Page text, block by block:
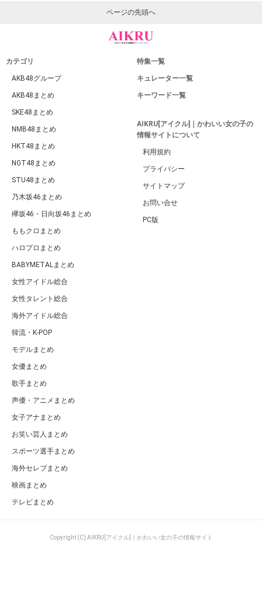
ページの先頭へ
カテゴリ
AKB48グループ
AKB48まとめ
SKE48まとめ
NMB48まとめ
HKT48まとめ
NGT48まとめ
STU48まとめ
乃木坂46まとめ
欅坂46・日向坂46まとめ
ももクロまとめ
ハロプロまとめ
BABYMETALまとめ
女性アイドル総合
女性タレント総合
海外アイドル総合
韓流・K-POP
モデルまとめ
女優まとめ
歌手まとめ
声優・アニメまとめ
女子アナまとめ
お笑い芸人まとめ
スポーツ選手まとめ
海外セレブまとめ
映画まとめ
テレビまとめ
特集一覧
キュレーター一覧
キーワード一覧
AIKRU[アイクル]｜かわいい女の子の
情報サイトについて
利用規約
プライバシー
サイトマップ
お問い合せ
PC版
Copyright (C) AIKRU[アイクル]｜かわいい女の子の情報サイト